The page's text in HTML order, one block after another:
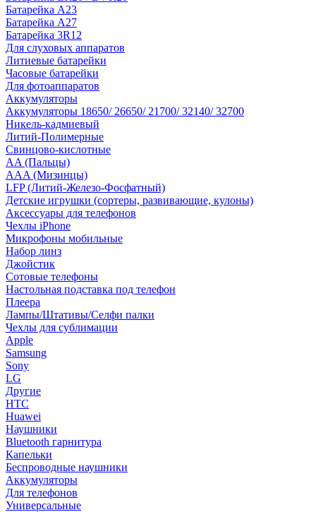
Батарейка A23
Батарейка A27
Батарейка 3R12
Для слуховых аппаратов
Литиевые батарейки
Часовые батарейки
Для фотоаппаратов
Аккумуляторы
Аккумуляторы 18650/ 26650/ 21700/ 32140/ 32700
Никель-кадмиевый
Литий-Полимерные
Свинцово-кислотные
AA (Пальцы)
AAA (Мизинцы)
LFP (Литий-Железо-Фосфатный)
Детские игрушки (сортеры, развивающие, кулоны)
Аксессуары для телефонов
Чехлы iPhone
Микрофоны мобильные
Набор линз
Джойстик
Сотовые телефоны
Настольная подставка под телефон
Плеера
Лампы/Штативы/Селфи палки
Чехлы для сублимации
Apple
Samsung
Sony
LG
Другие
HTC
Huawei
Наушники
Bluetooth гарнитура
Капельки
Беспроводные наушники
Аккумуляторы
Для телефонов
Универсальные